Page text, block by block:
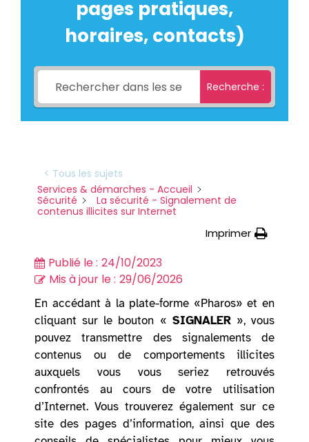
pages pratiques,
horaires, contacts)
Recherche :
< Tous les sujets
Services & démarches - Accueil
Sécurité
La sécurité - Signalement de
contenus illicites sur Internet
Imprimer
Publié le : 24/10/2023
Mis à jour le : 29/06/2026
En accédant à la plate-forme «Pharos» et en
cliquant sur le bouton « SIGNALER», vous
pouvez transmettre des signalements de
contenus ou de comportements illicites
auxquels vous vous seriez retrouvés
confrontés au cours de votre utilisation
d’Internet. Vous trouverez également sur ce
site des pages d’information, ainsi que des